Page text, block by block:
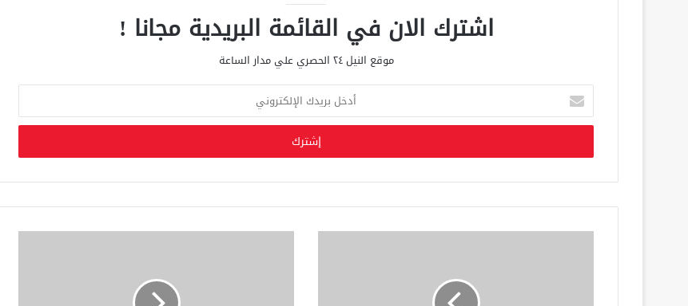
اشترك الان في القائمة البريدية مجانا !
موقع النيل ٢٤ الحصري علي مدار الساعة
خ
ب
د
ك